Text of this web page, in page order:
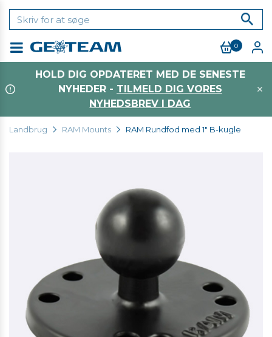
0
HOLD DIG OPDATERET MED DE SENESTE
NYHEDER - TILMELD DIG VORES
NYHEDSBREV I DAG
Landbrug RAM Mounts RAM Rundfod med 1" B-kugle